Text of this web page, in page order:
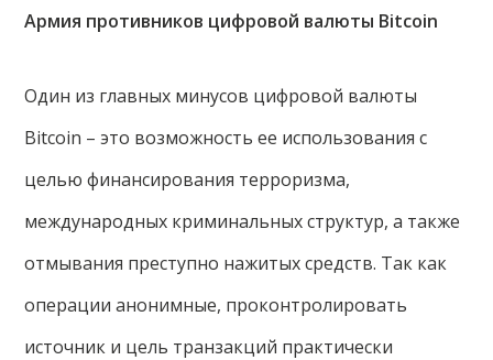
Армия противников цифровой валюты Bitcoin
Один из главных минусов цифровой валюты
Bitcoin – это возможность ее использования с
целью финансирования терроризма,
международных криминальных структур, а также
отмывания преступно нажитых средств. Так как
операции анонимные, проконтролировать
источник и цель транзакций практически